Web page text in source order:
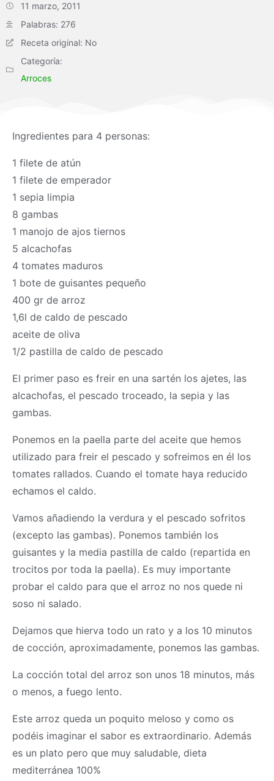
11 marzo, 2011
Palabras: 276
Receta original: No
Categoría:
Arroces
Ingredientes para 4 personas:
1 filete de atún
1 filete de emperador
1 sepia limpia
8 gambas
1 manojo de ajos tiernos
5 alcachofas
4 tomates maduros
1 bote de guisantes pequeño
400 gr de arroz
1,6l de caldo de pescado
aceite de oliva
1/2 pastilla de caldo de pescado
El primer paso es freir en una sartén los ajetes, las
alcachofas, el pescado troceado, la sepia y las
gambas.
Ponemos en la paella parte del aceite que hemos
utilizado para freir el pescado y sofreimos en él los
tomates rallados. Cuando el tomate haya reducido
echamos el caldo.
Vamos añadiendo la verdura y el pescado sofritos
(excepto las gambas). Ponemos también los
guisantes y la media pastilla de caldo (repartida en
trocitos por toda la paella). Es muy importante
probar el caldo para que el arroz no nos quede ni
soso ni salado.
Dejamos que hierva todo un rato y a los 10 minutos
de cocción, aproximadamente, ponemos las gambas.
La cocción total del arroz son unos 18 minutos, más
o menos, a fuego lento.
Este arroz queda un poquito meloso y como os
podéis imaginar el sabor es extraordinario. Además
es un plato pero que muy saludable, dieta
mediterránea 100%